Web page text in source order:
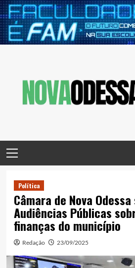
Menu
Política
Câmara de Nova
Audiências Públicas
finanças do município
Redação 23/09/2025